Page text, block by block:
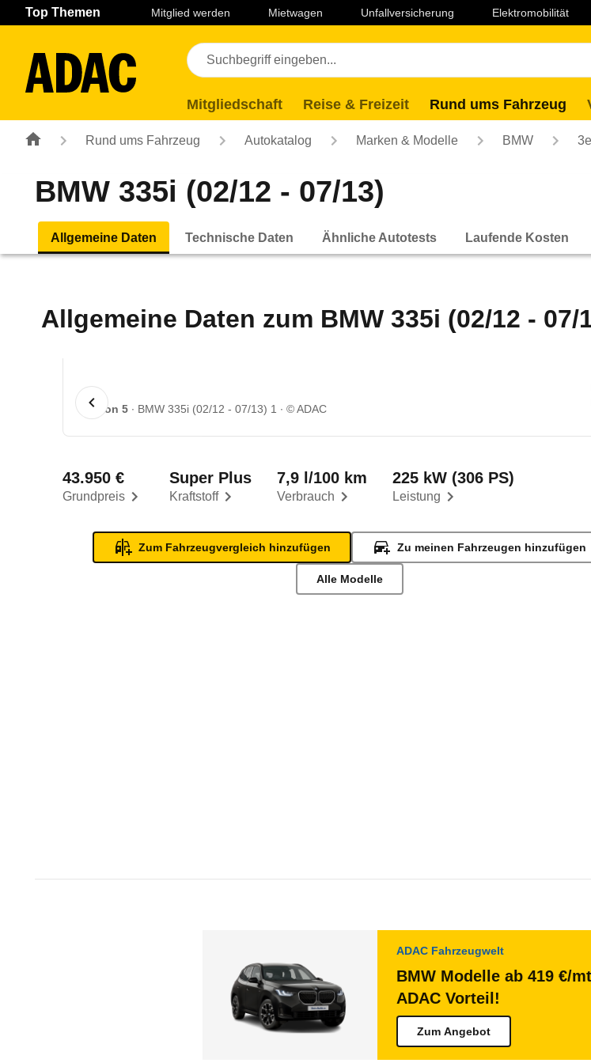
Navigation Seiteninhalt Fußzeile
Top Themen Mitglied werden Mietwagen Unfallversicherung Elektromobilität
Mitgliedschaft Reise & Freizeit Rund ums Fahrzeug
Rund ums Fahrzeug Autokatalog Marken & Modelle BMW
BMW 335i (02/12 - 07/13)
Allgemeine Daten Technische Daten Ähnliche Autotests Laufende Kosten
Allgemeine Daten zum BMW 335i (02/12 - 07/
1 von 5 BMW 335i (02/12 - 07/13) 1 © ADAC
Grundpreis
43.950 €
Kraftstoff
Super Plus
Verbrauch
7,9 l/100 km
Leistung
225 kW (306 PS)
Zum Fahrzeugvergleich hinzufügen Zu meinen Fahrzeugen hinzufügen
Alle Modelle
ADAC Fahrzeugwelt
BMW Modelle ab 419 €/
ADAC Vorteil!
Zum Angebot